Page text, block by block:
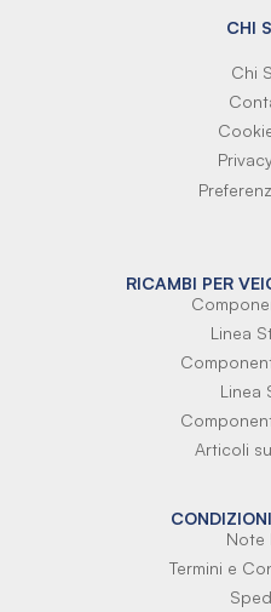
CHI
Chi
RICAMBI PER
Linea
Linea
Articoli
Note
Termini e